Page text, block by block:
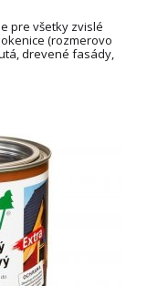
pre všetky zvislé
(rozmerovo
drevené fasády,
(rozmerovo
ml / m² TECHNICKÝ